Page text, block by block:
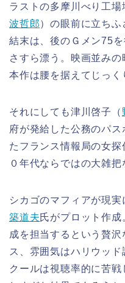
ラストの多摩川べり工
波哲郎）の眼前に立ち
結末は、後のＧメン75
さすら漂う。映画並み
本作は腰を据えてじっく
それにしても津川啓子（
府が発給した公務のパ
たフランス情報局の女探
０年代ならではの大雑把
シカゴのマフィアが現
築道夫氏がプロット作
成を担当するという贅
ス、雰囲気はハリウッド
クールは視聴率的に苦